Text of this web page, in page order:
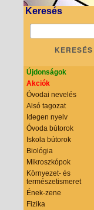
Keresés
KERESÉS
Újdonságok
Akciók
Óvodai nevelés
Alsó tagozat
Idegen nyelv
Óvoda bútorok
Iskola bútorok
Biológia
Mikroszkópok
Környezet- és
természetismeret
Ének-zene
Fizika